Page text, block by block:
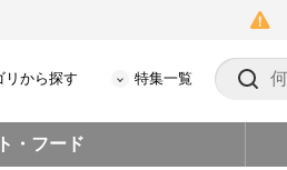
リから探す 特集一覧
・フード